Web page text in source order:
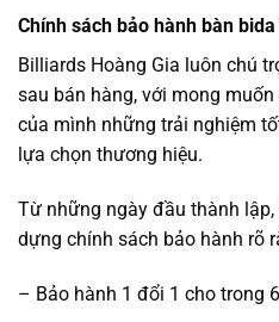
Chính sách bảo hành bàn
Billiards Hoàng Gia luôn chú
sau bán hàng, với mong
của mình những trải nghiệm
lựa chọn thương hiệu.
Từ những ngày đầu thành
dựng chính sách bảo hành rõ
– Bảo hành 1 đổi 1 cho trong